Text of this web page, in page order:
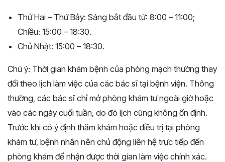
Thứ Hai – Thứ Bảy: Sáng bắt đầu từ: 8:00 – 11:00;
Chiều: 15:00 – 18:30.
Chủ Nhật: 15:00 – 18:30.
Chú ý: Thời gian khám bệnh của phòng mạch thường thay
đổi theo lịch làm việc của các bác sĩ tại bệnh viện. Thông
thường, các bác sĩ chỉ mở phòng khám tư ngoài giờ hoặc
vào các ngày cuối tuần, do đó lịch cũng không ổn định.
Trước khi có ý định thăm khám hoặc điều trị tại phòng
khám tư, bệnh nhân nên chủ động liên hệ trực tiếp đến
phòng khám để nhận được thời gian làm việc chính xác.